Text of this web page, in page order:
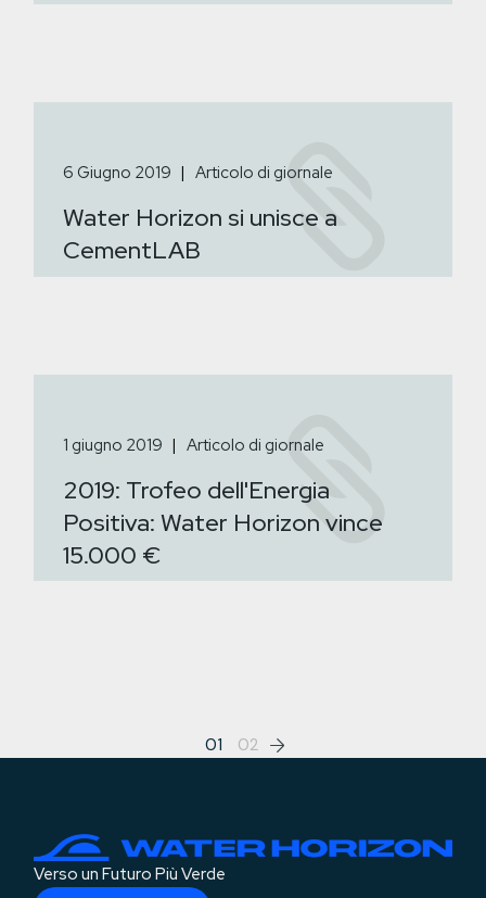
6 Giugno 2019 Articolo di giornale
Water Horizon si unisce a
CementLAB
1 giugno 2019 Articolo di giornale
2019: Trofeo dell'Energia
Positiva: Water Horizon vince
15.000 €
01 02
Verso un Futuro Più Verde